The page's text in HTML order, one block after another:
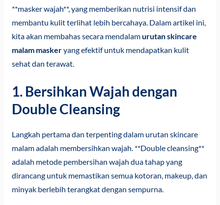
**masker wajah**, yang memberikan nutrisi intensif dan
membantu kulit terlihat lebih bercahaya. Dalam artikel ini,
kita akan membahas secara mendalamurutan skincare
malam maskeryang efektif untuk mendapatkan kulit
sehat dan terawat.
1. Bersihkan Wajah dengan
Double Cleansing
Langkah pertama dan terpenting dalam urutan skincare
malam adalah membersihkan wajah. **Double cleansing**
adalah metode pembersihan wajah dua tahap yang
dirancang untuk memastikan semua kotoran, makeup, dan
minyak berlebih terangkat dengan sempurna.